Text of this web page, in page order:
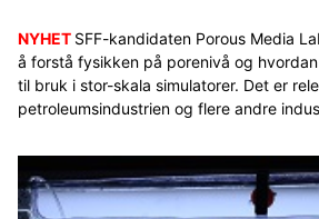
NYHET SFF-kandidaten Porous Media
å forstå fysikken på porenivå og
til bruk i stor-skala simulatorer. Det er
petroleumsindustrien og flere andre